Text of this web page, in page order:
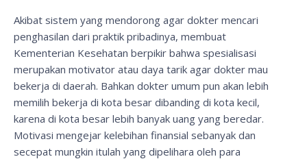
Akibat sistem yang mendorong agar dokter mencari
penghasilan dari praktik pribadinya, membuat
Kementerian Kesehatan berpikir bahwa spesialisasi
merupakan motivator atau daya tarik agar dokter mau
bekerja di daerah. Bahkan dokter umum pun akan lebih
memilih bekerja di kota besar dibanding di kota kecil,
karena di kota besar lebih banyak uang yang beredar.
Motivasi mengejar kelebihan finansial sebanyak dan
secepat mungkin itulah yang dipelihara oleh para